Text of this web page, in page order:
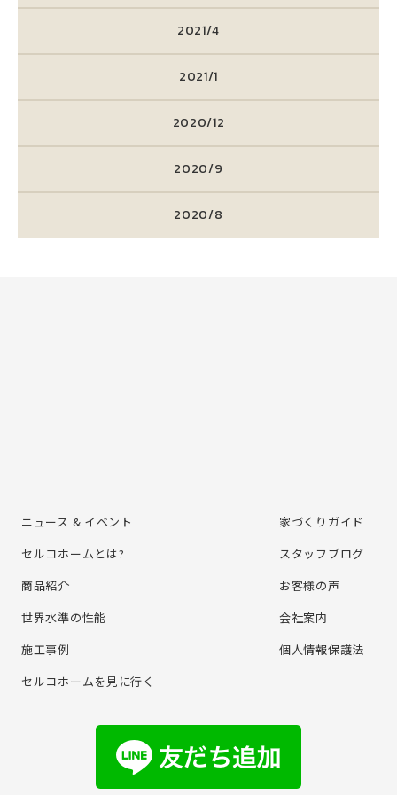
2021/4
2021/1
2020/12
2020/9
2020/8
ニュース & イベント
セルコホームとは?
商品紹介
世界水準の性能
施⼯事例
セルコホームを⾒に⾏く
家づくりガイド
スタッフブログ
お客様の声
会社案内
個⼈情報保護法